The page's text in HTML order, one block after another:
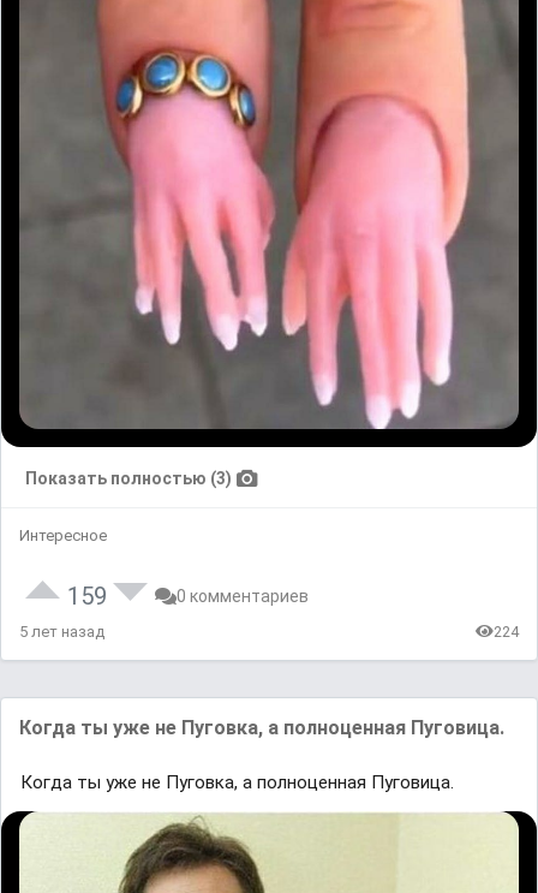
Показать полностью (3)
Интересное
159 0 комментариев
5 лет назад 224
Когда ты уже не Пуговка, а полноценная Пуговица.
Когда ты уже не Пуговка, а полноценная Пуговица.